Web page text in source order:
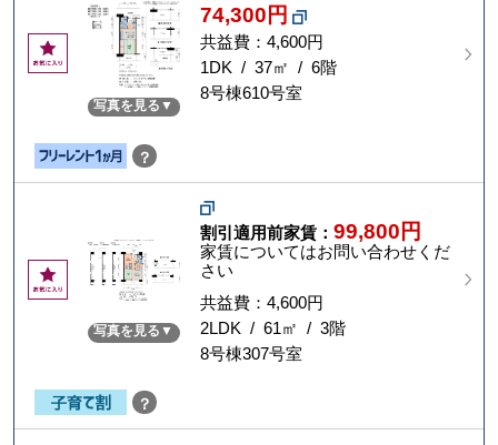
お
気
写真を見る
74,300円
共益費：4,600円
1DK / 37㎡ / 6階
8号棟610号室
？
お
気
写真を見る
割引適用前家賃：99,800円
家賃についてはお問い合わせくだ
さい
共益費：4,600円
2LDK / 61㎡ / 3階
8号棟307号室
？